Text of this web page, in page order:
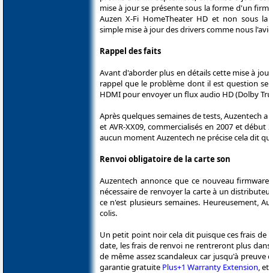
mise à jour se présente sous la forme d'un
Auzen X-Fi HomeTheater HD et non sous
simple mise à jour des drivers comme nous
Rappel des faits
Avant d'aborder plus en détails cette mise à
rappel que le problème dont il est question
HDMI pour envoyer un flux audio HD (Dolby
Après quelques semaines de tests, Auzentech
et AVR-XX09, commercialisés en 2007 et
aucun moment Auzentech ne précise cela dit
Renvoi obligatoire de la carte son
Auzentech annonce que ce nouveau
nécessaire de renvoyer la carte à un
ce n'est plusieurs semaines. Heureusement,
colis.
Un petit point noir cela dit puisque ces frais
date, les frais de renvoi ne rentreront plus
de même assez scandaleux car jusqu'à
garantie gratuite Plus+1 Warranty Extension ,